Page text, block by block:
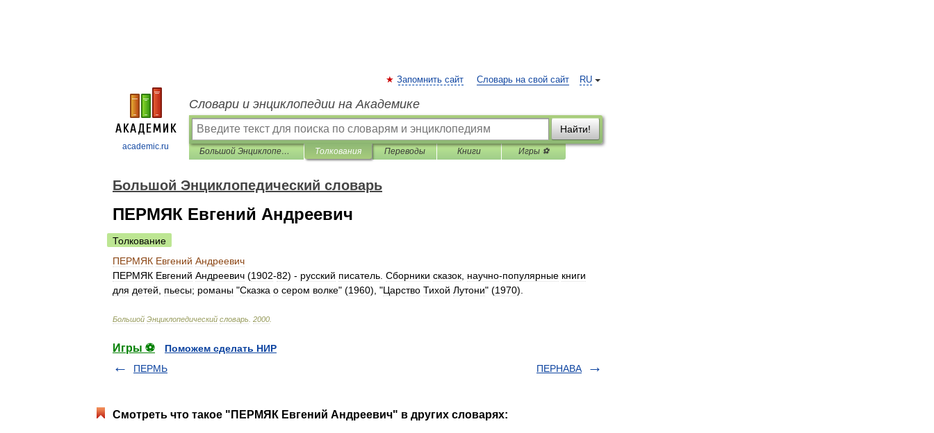
academic.ru
RU
Запомнить сайт Словарь на свой сайт
Словари и энциклопедии на Академике
Найти!
Большой Энциклопедический словарь Толкования Переводы Книги Игры ⚽
Большой Энциклопедический словарь
ПЕРМЯК Евгений Андреевич
Толкование
ПЕРМЯК Евгений Андреевич
ПЕРМЯК Евгений Андреевич (1902-82) - русский писатель Сборники сказок научно-популярные книги
для детей пьесы; романы "Сказка о сером волке" (1960), "Царство Тихой Лутони" (1970).
Большой Энциклопедический словарь 2000
Игры ⚽
Поможем сделать НИР
ПЕРМЬ
ПЕРНАВА
Смотреть что такое "ПЕРМЯК Евгений Андреевич" в других словарях: